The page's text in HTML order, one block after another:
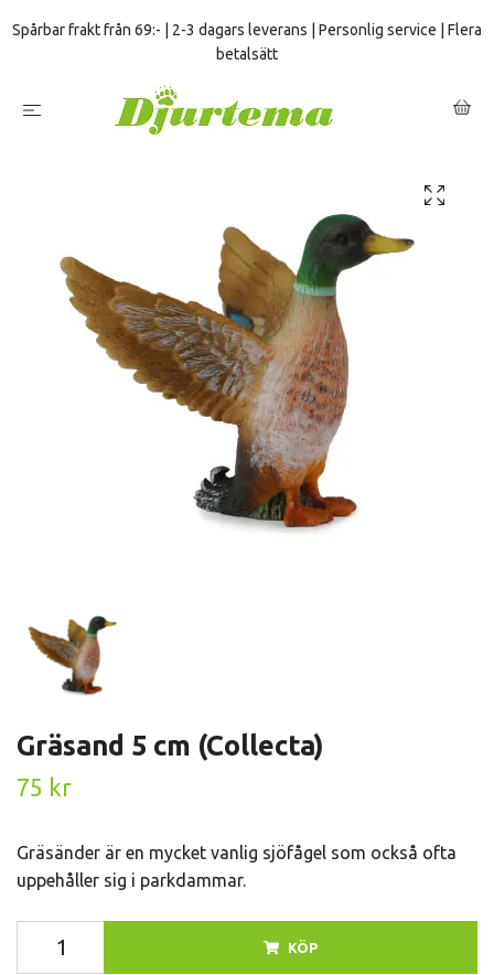
Spårbar frakt från 69:- | 2-3 dagars leverans | Personlig service | Flera
betalsätt
Gräsand 5 cm (Collecta)
75 kr
Gräsänder är en mycket vanlig sjöfågel som också ofta
uppehåller sig i parkdammar.
KÖP